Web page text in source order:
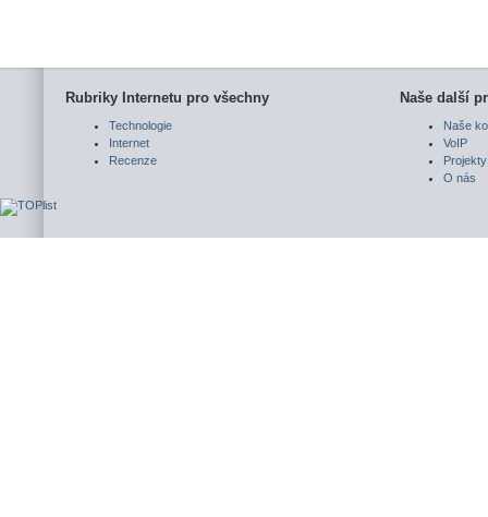
Rubriky Internetu pro všechny
Technologie
Internet
Recenze
Naše další
Naše
VoIP
Projekty
O nás